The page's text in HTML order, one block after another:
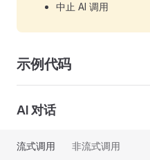
中止 AI 调用
示例代码
AI 对话
流式调用 非流式调用